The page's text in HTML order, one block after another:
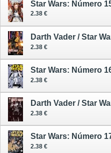
Star Wars: Número
2.38 €
Darth Vader / Star
2.38 €
Star Wars: Número
2.38 €
Darth Vader / Star
2.38 €
Star Wars: Número
2.38 €